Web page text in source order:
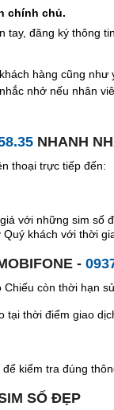
chính chủ.
tay, đăng ký thông
hàng cũng như
nhở nếu nhân
NHANH
thoại trực tiếp đến:
với những sim số
khách với thời
-
còn thời hạn
tại thời điểm giao
kiểm tra đúng
SỐ ĐẸP